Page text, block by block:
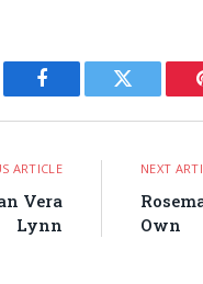
Facebook Twitter
ARTICLE
Vera
Lynn
NEXT
Own